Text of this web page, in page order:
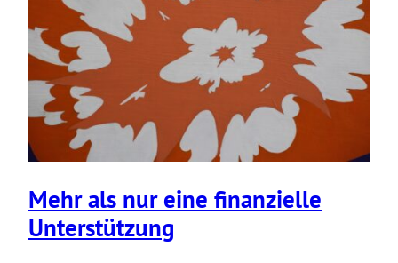
Mehr als nur eine finan­zi­elle
Unter­stüt­zung